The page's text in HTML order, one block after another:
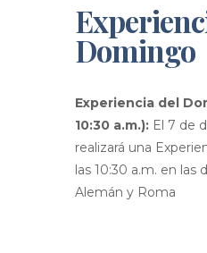
Domingo
Experiencia del
10:30 a.m.): El 7 de
realizará una
las 10:30 a.m. en las
Alemán y Roma